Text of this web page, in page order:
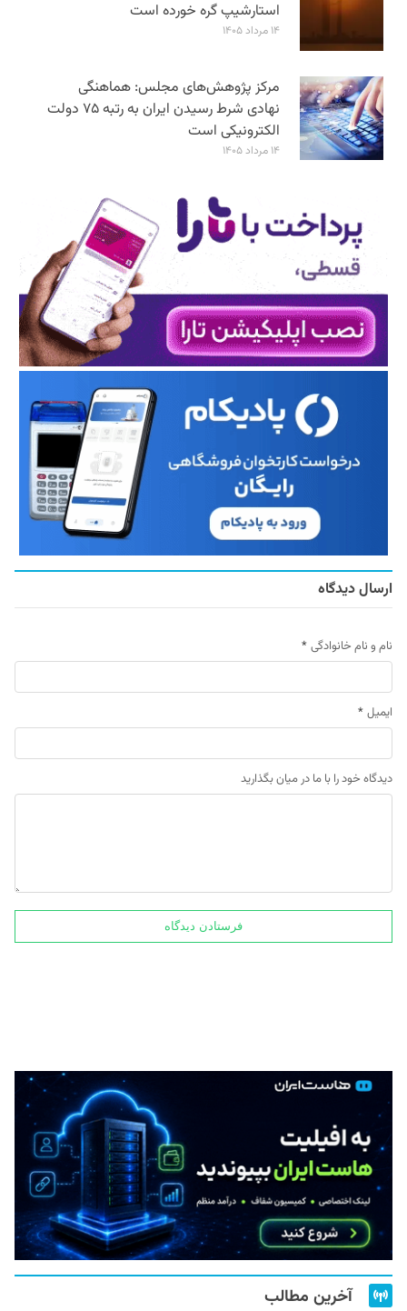
استارشیپ گره خورده است
۱۴ مرداد ۱۴۰۵
مرکز پژوهش‌های مجلس: هماهنگی
نهادی شرط رسیدن ایران به رتبه ۷۵ دولت
الکترونیکی است
۱۴ مرداد ۱۴۰۵
ارسال دیدگاه
نام و نام خانوادگی *
ایمیل *
دیدگاه خود را با ما در میان بگذارید
آخرین مطالب